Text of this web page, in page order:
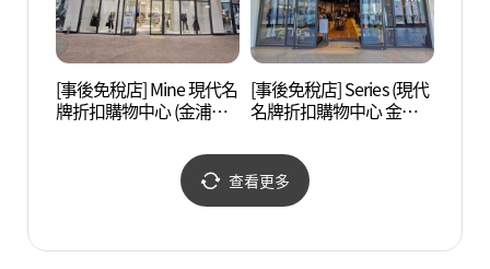
[事後免稅店] Mine 現代名
牌折扣購物中心 (金浦店)
[事後免稅店] Series (現代
名牌折扣購物中心 金浦
아울렛 김포점)
查看更多